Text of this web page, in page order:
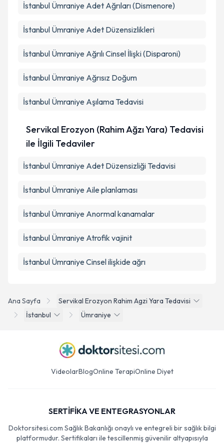
Ana Sayfa
Servikal Erozyon Rahim Agzi Yara Tedavisi
İstanbul
Ümraniye
İstanbul Ümraniye Adet Ağrıları (Dismenore)
İstanbul Ümraniye Adet Düzensizlikleri
İstanbul Ümraniye Ağrılı Cinsel İlişki (Disparoni)
İstanbul Ümraniye Ağrısız Doğum
İstanbul Ümraniye Aşılama Tedavisi
Servikal Erozyon (Rahim Ağzı Yara) Tedavisi
ile İlgili Tedaviler
İstanbul Ümraniye Adet Düzensizliği Tedavisi
İstanbul Ümraniye Aile planlaması
İstanbul Ümraniye Anormal kanamalar
İstanbul Ümraniye Atrofik vajinit
İstanbul Ümraniye Cinsel ilişkide ağrı
VideolarBlogOnline TerapiOnline Diyet
SERTİFİKA VE ENTEGRASYONLAR
Doktorsitesi.com Sağlık Bakanlığı onaylı ve entegreli bir sağlık bilgi
platformudur. Sertifikaları ile tescillenmiş güvenilir altyapısıyla